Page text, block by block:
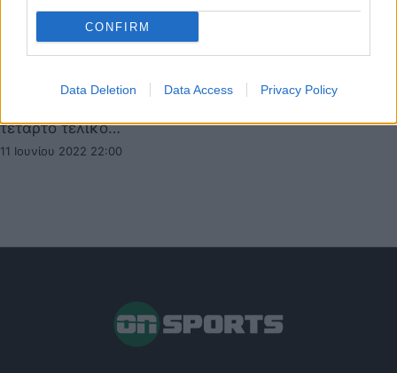
CONFIRM
Data Deletion Data Access Privacy Policy
Αρμάνι Μιλάνο: Πρώτο sold out μετά από τρία
χρόνια
Η Αρμάνι Μιλάνο ανακοίνωσε το πρώτο της sold out
τέταρτο τελικό…
11 Ιουνίου 2022 22:00